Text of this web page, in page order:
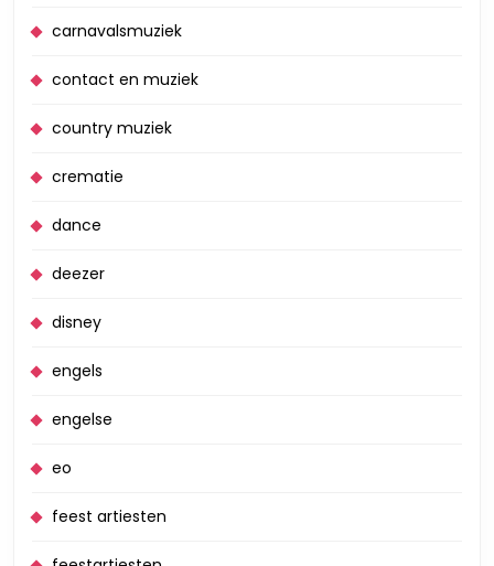
carnavalsmuziek
contact en muziek
country muziek
crematie
dance
deezer
disney
engels
engelse
eo
feest artiesten